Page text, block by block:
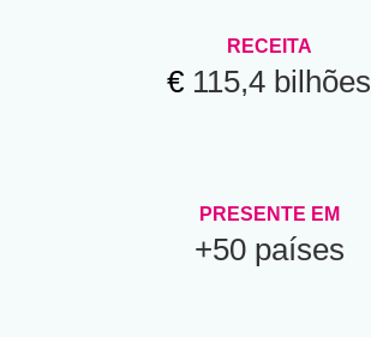
RECEITA
€ 115,4 bilhões
PRESENTE EM
+50 países